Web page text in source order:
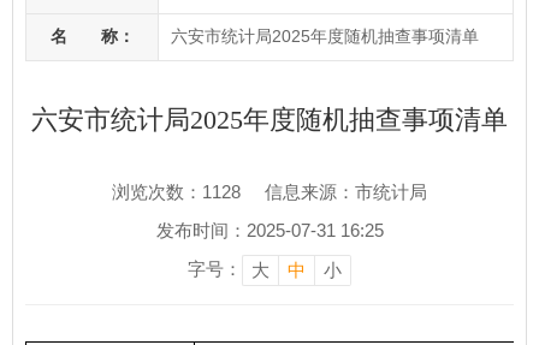
名 称： 六安市统计局2025年度随机抽查事项清单
六安市统计局2025年度随机抽查事项清单
浏览次数： 1128
信息来源：市统计局
发布时间：2025-07-31 16:25
字号：
大 中 小